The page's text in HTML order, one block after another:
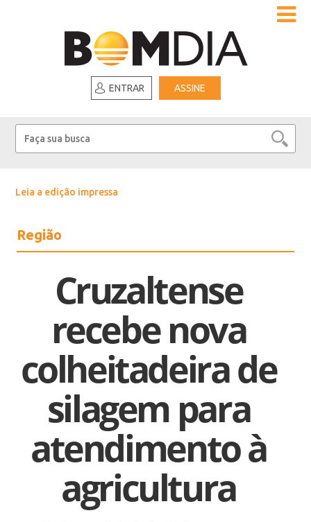
ENTRAR ASSINE
Leia a edição impressa
Região
Cruzaltense
recebe nova
colheitadeira de
silagem para
atendimento à
agricultura